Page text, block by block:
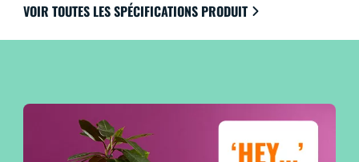
VOIR TOUTES LES SPÉCIFICATIONS PRODUIT